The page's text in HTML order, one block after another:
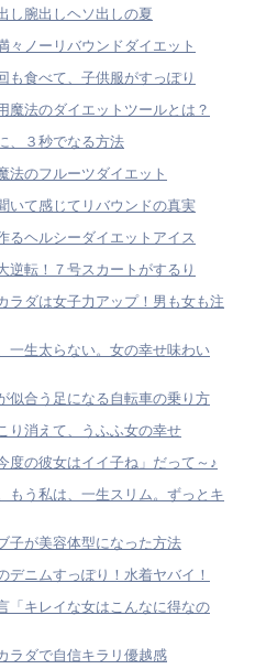
し腕出しヘソ出しの夏
々ノーリバウンドダイエット
も食べて、子供服がすっぽり
魔法のダイエットツールとは？
、３秒でなる方法
法のフルーツダイエット
いて感じてリバウンドの真実
るヘルシーダイエットアイス
逆転！７号スカートがするり
ラダは女子力アップ！男も女も注
一生太らない。女の幸せ味わい
似合う足になる自転車の乗り方
り消えて、うふふ女の幸せ
度の彼女はイイ子ね」だって～♪
もう私は、一生スリム。ずっとキ
子が美容体型になった方法
デニムすっぽり！水着ヤバイ！
「キレイな女はこんなに得なの
ラダで自信キラリ優越感